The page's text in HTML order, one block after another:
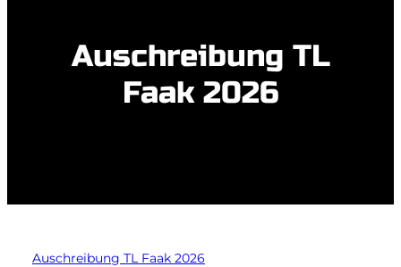
Auschreibung TL
Faak 2026
Auschreibung TL Faak 2026